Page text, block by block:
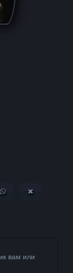
Поделиться в
Поделиться в
вам или